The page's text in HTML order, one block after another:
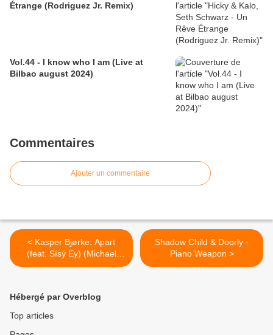
Étrange (Rodriguez Jr. Remix)
Vol.44 - I know who I am (Live at
Bilbao august 2024)
Commentaires
Ajouter un commentaire
< Kasper Bjørke: Apart
(feat. Sísý Ey) (Michael
Mayer Remix)
Shadow Child & Doorly -
Piano Weapon >
Hébergé par Overblog
Top articles